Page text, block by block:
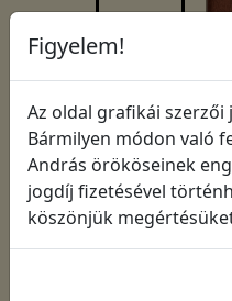
Figyelem!
Az oldal grafikái
Bármilyen módon való
András örököseinek
jogdíj fizetésével
köszönjük